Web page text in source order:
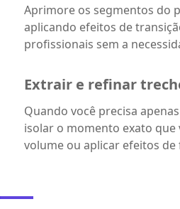
Aprimore os segmentos do
aplicando efeitos de
profissionais sem a
Extrair e refinar
Quando você precisa
isolar o momento exato que
volume ou aplicar efeitos